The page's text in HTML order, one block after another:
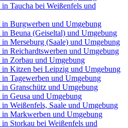
Taucha bei Weißenfels und
Burgwerben und Umgebung
Beuna (Geiseltal) und Umgebung
Merseburg (Saale) und Umgebung
Reichardtswerben und Umgebung
Zorbau und Umgebung
Kitzen bei Leipzig und Umgebung
Tagewerben und Umgebung
Granschütz und Umgebung
Geusa und Umgebung
Weißenfels, Saale und Umgebung
Markwerben und Umgebung
Storkau bei Weißenfels und